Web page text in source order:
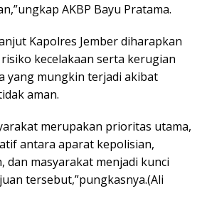
AKBP Bayu Pratama.
Kapolres Jember diharapkan
kecelakaan serta kerugian
yang mungkin terjadi akibat
aman.
merupakan prioritas utama,
antara aparat kepolisian,
dan masyarakat menjadi kunci
tersebut,”pungkasnya.(Ali